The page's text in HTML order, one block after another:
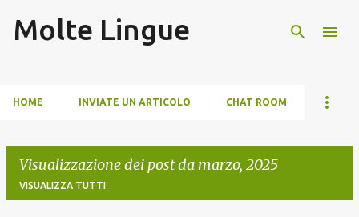
Molte Lingue
HOME INVIATE UN ARTICOLO CHAT ROOM
Visualizzazione dei post da marzo, 2025
VISUALIZZA TUTTI